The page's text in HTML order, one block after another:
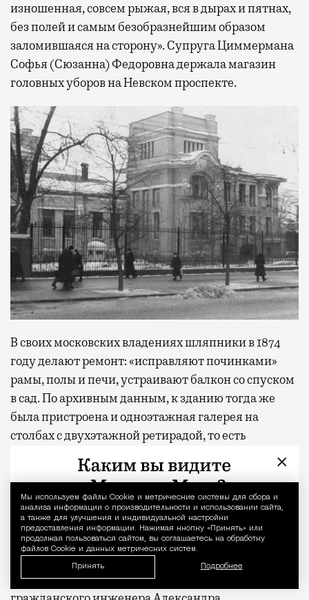
Уведомление
Мы используем файлы Сookie и метрические системы для сбора и
анализа информации о производительности и использовании сайта,
а также для улучшения и индивидуальной настройки
предоставления информации. Нажимая кнопку «Принять» или
продолжая пользоваться сайтом, вы соглашаетесь на обработку
файлов Cookie и данных метрических систем.
Принять Подробнее
изношенная, совсем рыжая, вся в дырах и пятнах,
без полей и самым безобразнейшим образом
заломившаяся на сторону». Супруга Циммермана
Софья (Сюзанна) Федоровна держала магазин
головных уборов на Невском проспекте.
В своих московских владениях шляпники в 1874
году делают ремонт: «исправляют починками»
рамы, полы и печи, устраивают балкон со спуском
в сад. По архивным данным, к зданию тогда же
была пристроена и одноэтажная галерея на
столбах с двухэтажной ретирадой, то есть
По проекту приглашенного архитектора Николая
Тютюнова в 1890-е годы на участке сооружаются
хозяйственные корпуса в неоготическом стиле. В
1902 году Циммерманы решают, что жилище
морально устарело и неплохо бы его переделать в
соответствии с новой модой. Призвав на помощь
×